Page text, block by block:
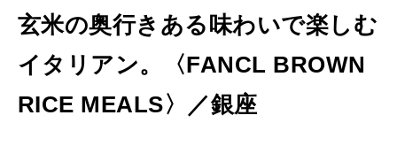
玄米の奥行きある味わいで楽しむ
イタリアン。〈FANCL BROWN
RICE MEALS〉／銀座